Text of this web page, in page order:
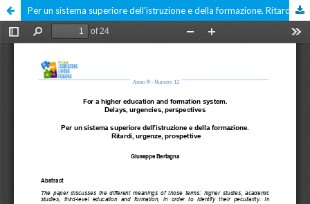
Per un sistema superiore dell'istruzione e della formazione. Ritardi, urgenze e prospettive